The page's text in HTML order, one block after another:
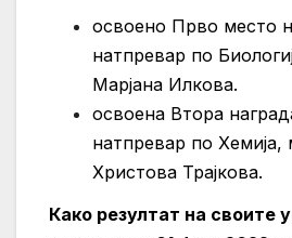
освоенo Прво место
натпревар по
Марјана Илкова.
освоена Втора
натпревар по Хемија,
Христова Трајкова.
Како резултат на своите